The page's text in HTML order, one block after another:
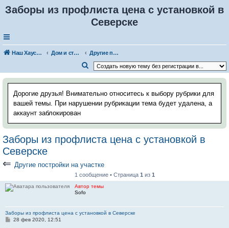
Заборы из профлиста цена с установкой в
Cеверске
Наш Хаус-форум Дом и стройка
Другие постройки на участке
о
с
Дорогие друзья! Внимательно относитесь к выбору рубрики для
вашей темы. При нарушении рубрикации тема будет удалена, а
аккаунт заблокирован
Заборы из профлиста цена с установкой в
Cеверске
⇐ Другие постройки на участке
1 сообщение • Страница 1 из 1
Автор темы
Sofo
Заборы из профлиста цена с установкой в Cеверске
С28 фев 2020, 12:51